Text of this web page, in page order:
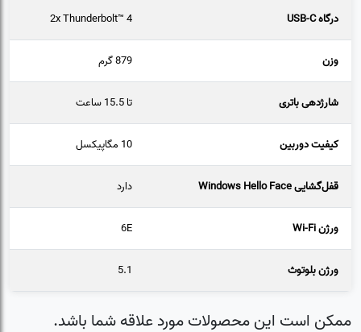
درگاه USB-C 2x Thunderbolt™ 4
وزن 879 گرم
شارژدهی باتری تا 15.5 ساعت
کیفیت دوربین 10 مگاپیکسل
قفل‌گشایی Windows Hello Face دارد
ورژن Wi-Fi 6E
ورژن بلوتوث 5.1
ممکن است این محصولات مورد علاقه شما باشد.